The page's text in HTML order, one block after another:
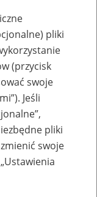
została znaleziona.
pliki
(przycisk
swoje
Jeśli
pliki
swoje